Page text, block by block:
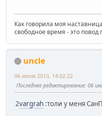
Как говорила моя
свободное время - это
uncle
06 июля 2010, 14:02:22
Последнее редактирование: 06
2vargrah :толи у меня